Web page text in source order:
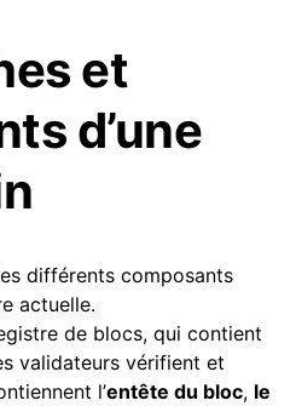
et
d’une
différents composants
actuelle.
de blocs, qui contient
validateurs vérifient et
l’entête du bloc, le